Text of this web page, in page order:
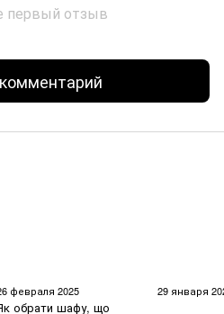
первый отзыв
февраля 2025
обрати шафу, що
29 января